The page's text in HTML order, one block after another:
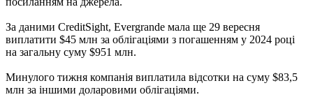
За даними CreditSight, Evergrande мала ще 29 вересня
виплатити $45 млн за облігаціями з погашенням у 2024 році
на загальну суму $951 млн.
Минулого тижня компанія виплатила відсотки на суму $83,5
млн за іншими доларовими облігаціями.